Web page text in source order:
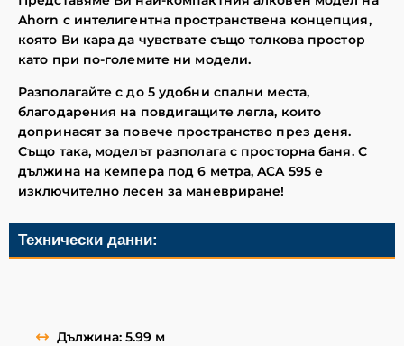
Ahorn с интелигентна пространствена концепция,
която Ви кара да чувствате също толкова простор
като при по-големите ни модели.
Разполагайте с до 5 удобни спални места,
благодарения на повдигащите легла, които
допринасят за повече пространство през деня.
Също така, моделът разполага с просторна баня. С
дължина на кемпера под 6 метра, ACA 595 е
изключително лесен за маневриране!
Технически данни:
Дължина: 5.99 м